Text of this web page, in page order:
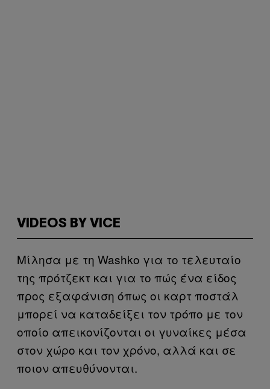
VIDEOS BY VICE
Μίλησα με τη Washko για το τελευταίο
της πρότζεκτ και για το πώς ένα είδος
προς εξαφάνιση όπως οι καρτ ποστάλ
μπορεί να καταδείξει τον τρόπο με τον
οποίο απεικονίζονται οι γυναίκες μέσα
στον χώρο και τον χρόνο, αλλά και σε
ποιον απευθύνονται.